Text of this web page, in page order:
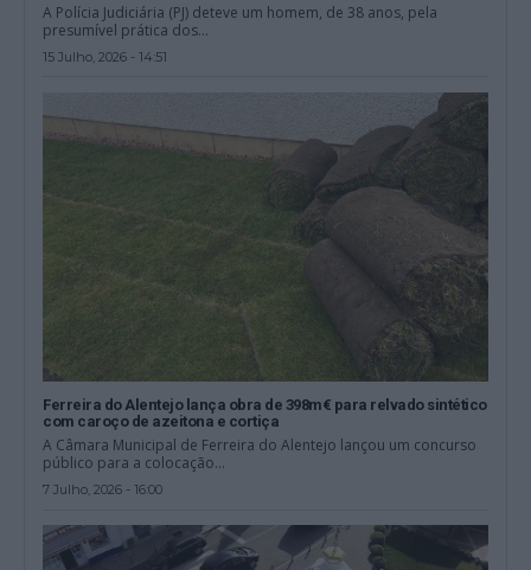
A Polícia Judiciária (PJ) deteve um homem, de 38 anos, pela
presumível prática dos...
15 Julho, 2026 - 14:51
Ferreira do Alentejo lança obra de 398m€ para relvado sintético
com caroço de azeitona e cortiça
A Câmara Municipal de Ferreira do Alentejo lançou um concurso
público para a colocação...
7 Julho, 2026 - 16:00